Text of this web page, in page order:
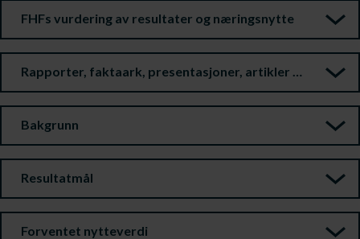
FHFs vurdering av resultater og næringsnytte
Rapporter, faktaark, presentasjoner, artikler m.m.
Bakgrunn
Resultatmål
Forventet nytteverdi